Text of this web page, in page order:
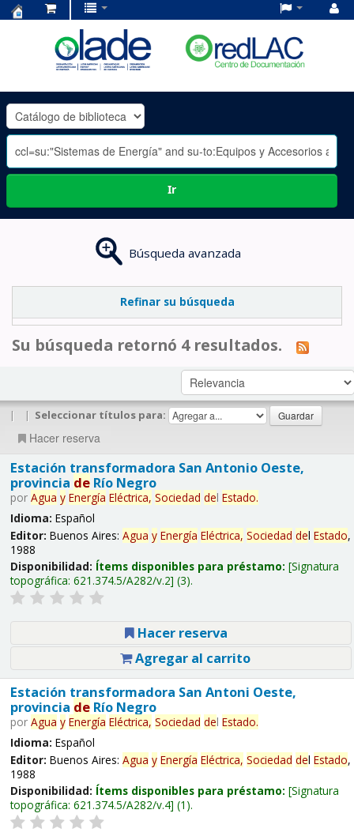
OLADE
-
Ir
Búsqueda avanzada
Refinar su búsqueda
Su búsqueda retornó 4 resultados.
| | Seleccionar títulos para:
Hacer reserva
Estación transformadora San Antonio Oeste,
provincia deRío Negro
por Agua y Energía Eléctrica, Sociedad del Estado.
Idioma: Español
Editor: Buenos Aires: Agua y Energía Eléctrica, Sociedad del Estado,
1988
Disponibilidad: Ítems disponibles para préstamo: Signatura
topográfica: 621.374.5/A282/v.2 (3).
Hacer reserva
Agregar al carrito
Estación transformadora San Antoni Oeste,
provincia deRío Negro
por Agua y Energía Eléctrica, Sociedad del Estado.
Idioma: Español
Editor: Buenos Aires: Agua y Energía Eléctrica, Sociedad del Estado,
1988
Disponibilidad: Ítems disponibles para préstamo: Signatura
topográfica: 621.374.5/A282/v.4 (1).